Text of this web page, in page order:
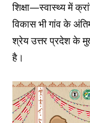
शिक्षा—स्वास्थ्य में
विकास भी गांव के
श्रेय उत्तर प्रदेश के
है।